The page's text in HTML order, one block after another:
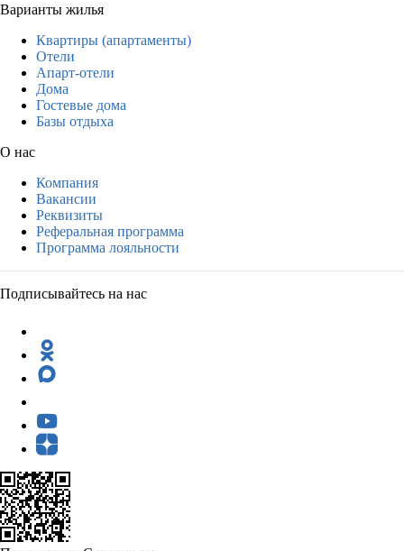
Варианты жилья
Квартиры (апартаменты)
Отели
Апарт-отели
Дома
Гостевые дома
Базы отдыха
О нас
Компания
Вакансии
Реквизиты
Реферальная программа
Программа лояльности
Подписывайтесь на нас